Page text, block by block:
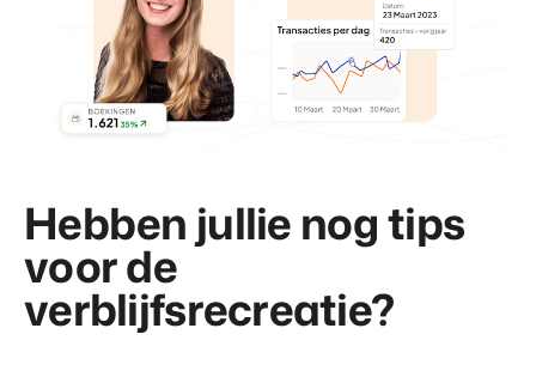
Hebben jullie nog tips
voor de
verblijfsrecreatie?